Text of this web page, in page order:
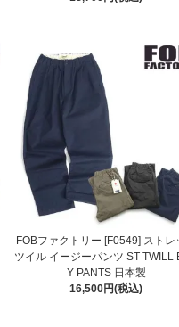
FOBファクトリー [F0549] ストレ
ツイル イージーパンツ ST TWILL
Y PANTS 日本製
16,500円(税込)